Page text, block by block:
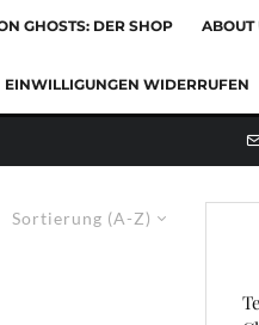
GHOSTS: DER SHOP ABOUT
EINWILLIGUNGEN WIDERRUFEN
Sortierung (A-Z)